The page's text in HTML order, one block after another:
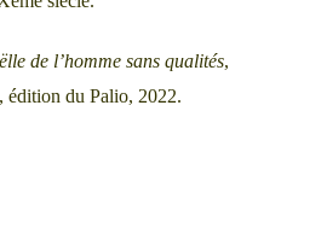
de l’homme sans qualités,
édition du Palio, 2022.